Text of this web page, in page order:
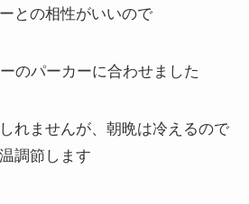
との相性がいいので
のパーカーに合わせました
れませんが、朝晩は冷えるので
調節します